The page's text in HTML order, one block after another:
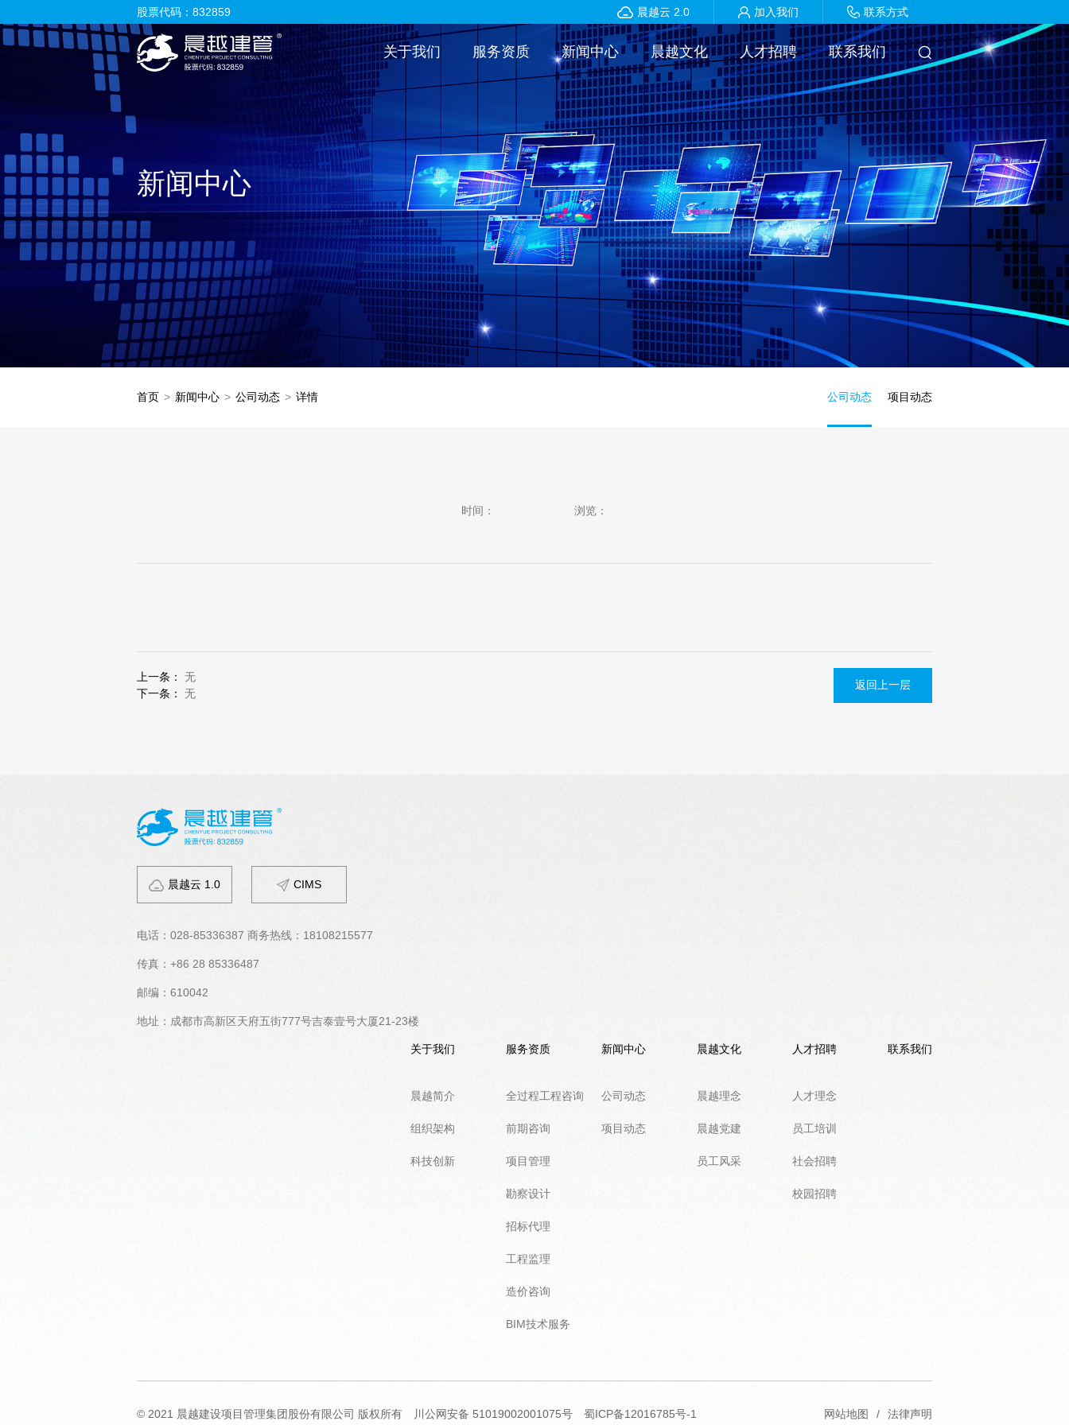
股票代码：832859 晨越云 2.0 加入我们 联系方式
关于我们 服务资质 新闻中心 晨越文化 人才招聘 联系我们
新闻中心
首页 > 新闻中心 > 公司动态 > 详情 公司动态 项目动态
时间： 浏览：
上一条：
无
下一条：
无
返回上一层
晨越云 1.0 CIMS
电话： 028-85336387 商务热线：18108215577
传真： +86 28 85336487
邮编： 610042
地址： 成都市高新区天府五街777号吉泰壹号大厦21-23楼
关于我们
晨越简介
组织架构
科技创新
服务资质
全过程工程咨询
前期咨询
项目管理
勘察设计
招标代理
工程监理
造价咨询
BIM技术服务
新闻中心
公司动态
项目动态
晨越文化
晨越理念
晨越党建
员工风采
人才招聘
人才理念
员工培训
社会招聘
校园招聘
联系我们
©️ 2021 晨越建设项目管理集团股份有限公司 版权所有 川公网安备 51019002001075号
蜀ICP备12016785号-1
网站地图 / 法律声明